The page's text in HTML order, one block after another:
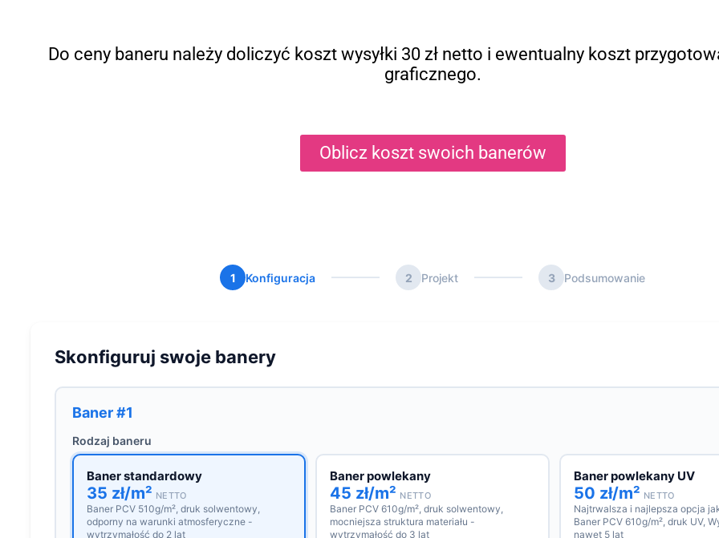
Do ceny baneru należy doliczyć koszt wysyłki 30 zł netto i ewentualny koszt
graficznego.
Oblicz koszt swoich banerów
1 Konfiguracja 2 Projekt 3 Podsumowanie
Skonfiguruj swoje banery
Baner #1
Rodzaj baneru
Baner standardowy
35 zł/m² NETTO
Baner PCV 510g/m², druk solwentowy,
odporny na warunki atmosferyczne -
wytrzymałość do 2 lat
Baner powlekany
45 zł/m² NETTO
Baner PCV 610g/m², druk solwentowy,
mocniejsza struktura materiału -
wytrzymałość do 3 lat
Baner powlekany UV
50 zł/m² NETTO
Najtrwalsza i najlepsza opcja
Baner PCV 610g/m², druk UV,
nawet 5 lat